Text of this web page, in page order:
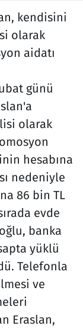
kendisini
olarak
aidatı
günü
olarak
hesabına
nedeniyle
86 bin TL
evde
banka
yüklü
Telefonla
ve
Eraslan,